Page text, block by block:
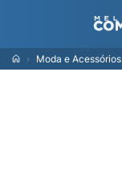
Moda e Acessórios